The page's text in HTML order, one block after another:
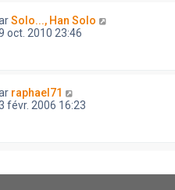
Solo..., Han Solo
oct. 2010 23:46
raphael71
févr. 2006 16:23